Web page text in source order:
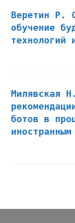
Веретин Р.
обучение
технологий
Милявская
ботов в